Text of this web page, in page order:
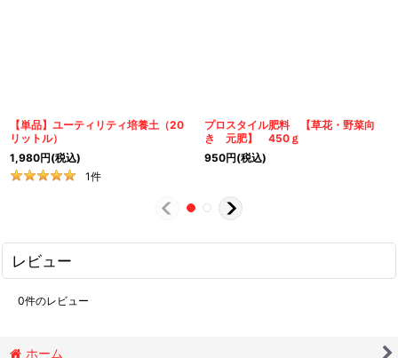
【単品】ユーティリティ培養土（20
リットル）
1,980円(税込)
1件
プロスタイル肥料 【草花・野菜向
き 元肥】 450ｇ
950円(税込)
レビュー
0件のレビュー
ホーム